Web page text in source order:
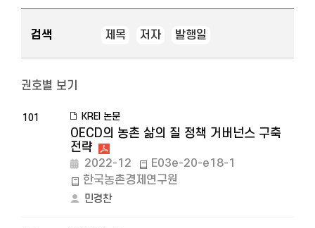
검색 제목 저자 발행일
권호별 보기
101 KREI 논문
OECD의 농촌 삶의 질 정책 거버넌스 구축
전략
2022-12
E03e-20-e18-1
한국농촌경제연구원
민경찬